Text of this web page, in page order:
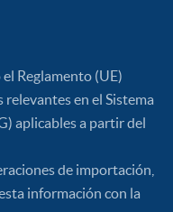
Reglamento (UE)
en el Sistema
aplicables a partir del
de importación,
información con la